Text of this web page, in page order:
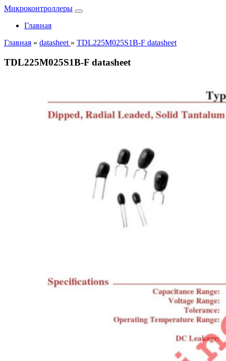
Микроконтроллеры
Главная
Главная » datasheet » TDL225M025S1B-F datasheet
TDL225M025S1B-F datasheet